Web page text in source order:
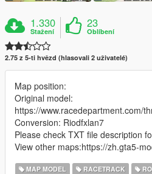
1.330
Stažení
23
Oblíbení
2.75 z 5-ti hvězd (hlasovali 2 uživatelé)
Map position:
Original model:
https://www.racedepartment.com/
Conversion: Riodfxlan7
Please check TXT file description
View other maps:https://zh.gta5-
MAP MODEL RACETRACK